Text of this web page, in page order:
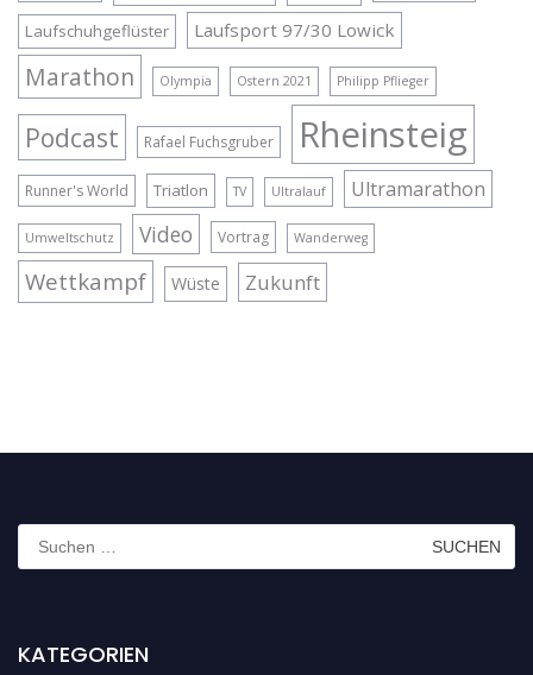
Laufschuhgeflüster Laufsport 97/30 Lowick
Marathon Olympia Ostern 2021 Philipp Pflieger
Podcast Rafael Fuchsgruber Rheinsteig
Runner's World Triatlon TV Ultralauf Ultramarathon
Umweltschutz Video Vortrag Wanderweg
Wettkampf Wüste Zukunft
Suchen
nach:
KATEGORIEN